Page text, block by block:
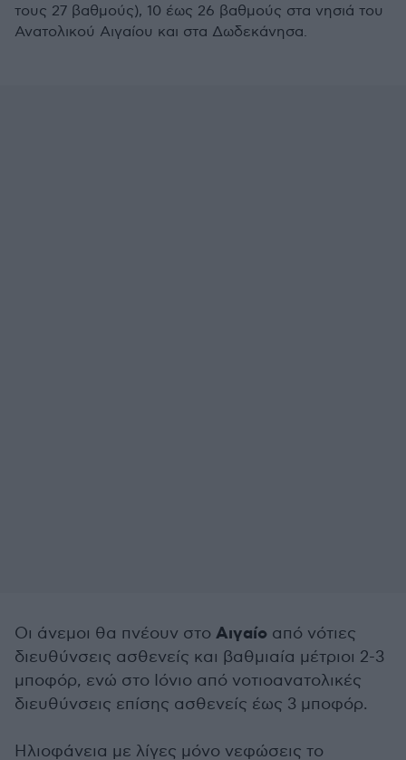
τους 27 βαθμούς), 10 έως 26 βαθμούς στα νησιά του
Ανατολικού Αιγαίου και στα Δωδεκάνησα.
Οι άνεμοι θα πνέουν στο Αιγαίο από νότιες
διευθύνσεις ασθενείς και βαθμιαία μέτριοι 2-3
μποφόρ, ενώ στο Ιόνιο από νοτιοανατολικές
διευθύνσεις επίσης ασθενείς έως 3 μποφόρ.
Ηλιοφάνεια με λίγες μόνο νεφώσεις το